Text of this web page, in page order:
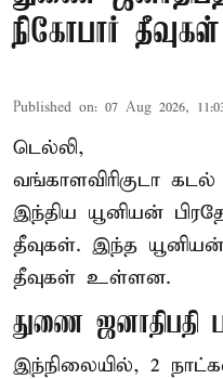
நிகோபார்
Published on: 07 Aug 2026,
டெல்லி,
வங்காளவிரிகுடா
இந்திய யூனியன்
தீவுகள். இந்த
தீவுகள் உள்ளன.
துணை
இந்நிலையில், 2